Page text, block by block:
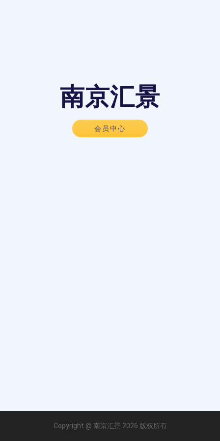
南京汇景
会员中心
Copyright @ 南京汇景 2026 版权所有